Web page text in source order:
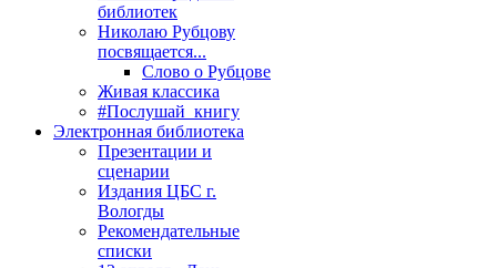
библиотек
Николаю Рубцову
посвящается...
Слово о Рубцове
Живая классика
#Послушай_книгу
Электронная библиотека
Презентации и
сценарии
Издания ЦБС г.
Вологды
Рекомендательные
списки